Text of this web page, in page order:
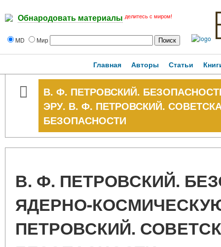
Обнародовать материалы делитесь с миром!
MD Мир
Главная Авторы Статьи
В. Ф. ПЕТРОВСКИЙ.
ЭРУ. В. Ф. ПЕТРОВСКИЙ.
БЕЗОПАСНОСТИ
В. Ф. ПЕТРОВСКИЙ.
ЯДЕРНО-
ПЕТРОВСКИЙ.